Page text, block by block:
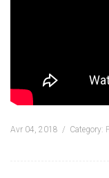
Avr 04, 2018 Category: